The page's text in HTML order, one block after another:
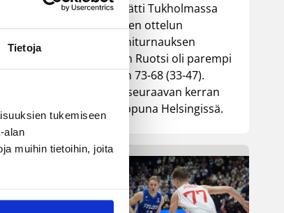
Tietoja
tukemiseen
alan
muihin tietoihin, joita
Susiladies päätti Tukholmassa
pelatun kahden ottelun
mittaisen miniturnauksen
tappioon, kun Ruotsi oli parempi
loppulukemin 73-68 (33-47).
Suomi pelaa seuraavan kerran
ensi viikonloppuna Helsingissä.